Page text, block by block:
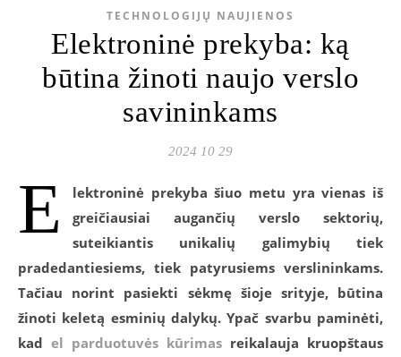
TECHNOLOGIJŲ NAUJIENOS
Elektroninė prekyba: ką
būtina žinoti naujo verslo
savininkams
2024 10 29
E
lektroninė prekyba šiuo metu yra vienas iš
greičiausiai augančių verslo sektorių,
suteikiantis unikalių galimybių tiek
pradedantiesiems, tiek patyrusiems verslininkams.
Tačiau norint pasiekti sėkmę šioje srityje, būtina
žinoti keletą esminių dalykų. Ypač svarbu paminėti,
kad el parduotuvės kūrimas reikalauja kruopštaus